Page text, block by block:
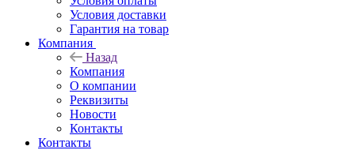
Условия доставки
Гарантия на товар
Компания
Назад
Компания
О компании
Реквизиты
Новости
Контакты
Контакты